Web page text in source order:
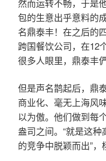
然而运转不畅，于是
包的生意出乎意料的
名鼎泰丰！在之后的
跨国餐饮公司，在12
很多人眼里，鼎泰丰
但是声名鹊起后，鼎
商业化、毫无上海风
以为傲。他们做到每
盎司之间。“就是这
的竞争中脱颖而出”，